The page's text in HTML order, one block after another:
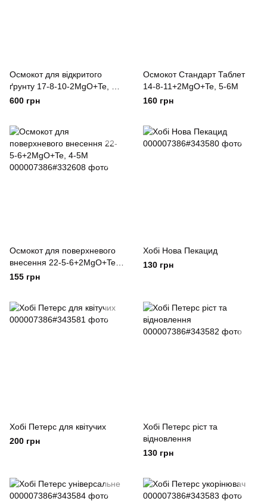
Осмокот для відкритого
ґрунту 17-8-10-2MgO+Te, 16-
18М
600 грн
Осмокот Стандарт Таблет
14-8-11+2MgO+Te, 5-6M
160 грн
Осмокот для поверхневого
внесення 22-5-6+2MgO+Te,
4-5M
155 грн
Хобі Нова Пекацид
130 грн
Хобі Петерс для квітучих
200 грн
Хобі Петерс ріст та
відновлення
130 грн